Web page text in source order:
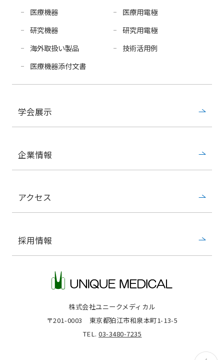
株式会社ユニークメディカル
〒201-0003
東京都狛江市和泉本町1-13-5
TEL.03-3480-7235
医療機器
医療用電極
研究機器
研究用電極
海外取扱い製品
技術活用例
医療機器添付文書
学会展示
企業情報
アクセス
採用情報